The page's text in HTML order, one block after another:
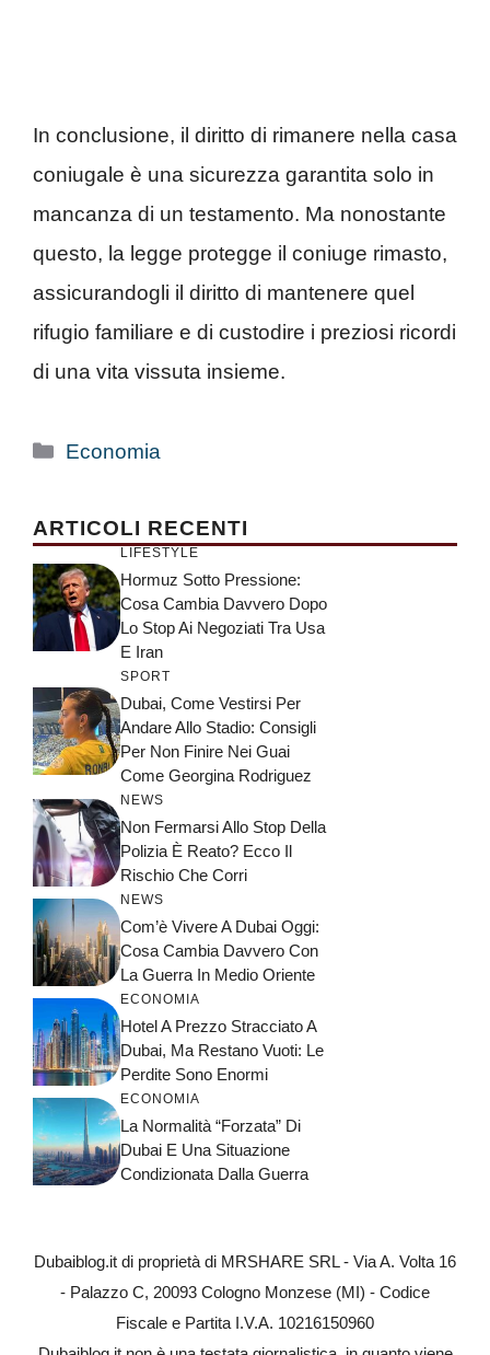
In conclusione, il diritto di rimanere nella casa
coniugale è una sicurezza garantita solo in
mancanza di un testamento. Ma nonostante
questo, la legge protegge il coniuge rimasto,
assicurandogli il diritto di mantenere quel
rifugio familiare e di custodire i preziosi ricordi
di una vita vissuta insieme.
Categorie
Economia
ARTICOLI RECENTI
LIFESTYLE
Hormuz Sotto Pressione:
Cosa Cambia Davvero Dopo
Lo Stop Ai Negoziati Tra Usa
E Iran
SPORT
Dubai, Come Vestirsi Per
Andare Allo Stadio: Consigli
Per Non Finire Nei Guai
Come Georgina Rodriguez
NEWS
Non Fermarsi Allo Stop Della
Polizia È Reato? Ecco Il
Rischio Che Corri
NEWS
Com’è Vivere A Dubai Oggi:
Cosa Cambia Davvero Con
La Guerra In Medio Oriente
ECONOMIA
Hotel A Prezzo Stracciato A
Dubai, Ma Restano Vuoti: Le
Perdite Sono Enormi
ECONOMIA
La Normalità “forzata” Di
Dubai E Una Situazione
Condizionata Dalla Guerra
Dubaiblog.it di proprietà di MRSHARE SRL - Via A. Volta 16
- Palazzo C, 20093 Cologno Monzese (MI) - Codice
Fiscale e Partita I.V.A. 10216150960